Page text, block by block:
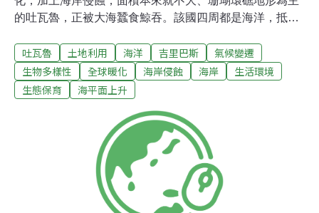
的吐瓦魯，正被大海蠶食鯨吞。該國四周都是海洋，抵抗
漁業國家，沒有任何一個工廠在，所以他們的碳排放幾乎
是零，結果卻面臨這樣的命運。吉里巴斯的熱帶草裙舞，
展現了大洋洲的奔放熱情，但是該國同樣有著被海水澆熄
的潛在危機。在淺到不能再淺的海岸，人都已經站在海中
央了，膝蓋以上還是乾的，由於最高點只有海拔2公尺，
平均寬度僅450公尺，因此隨便一個浪頭都會造成威脅。
吉里巴斯總統湯安諾悲觀的說，對於喪國之日，我們要有
心理準備。從前旱季雨季分明，現在雨水減少、旱季拉
長，海平面以難以察覺的速度上升，專家預估，5、60年
後，吉里巴斯將消失在地圖上。面臨滅頂危機，吐瓦魯、
吐瓦魯 土地利用 海洋 吉里巴斯
氣候變遷
生物多樣性
全球暖化 海岸侵蝕 海岸
生活環境
生態保育
海平面上升